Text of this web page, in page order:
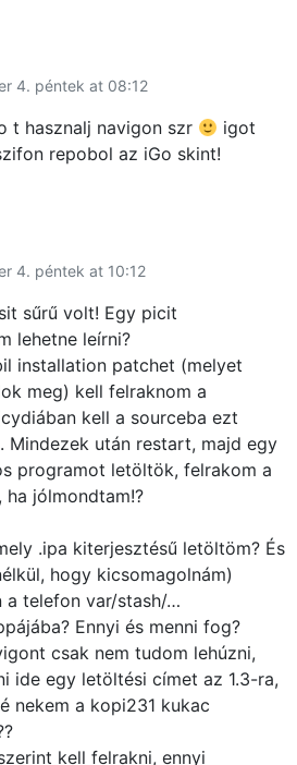
4. péntek at 08:12
t hasznalj navigon szr
igot
repobol az iGo skint!
4. péntek at 10:12
sűrű volt! Egy picit
lehetne leírni?
installation patchet (melyet
meg) kell felraknom a
kell a sourceba ezt
Mindezek után restart, majd egy
programot letöltök, felrakom a
jólmondtam!?
.ipa kiterjesztésű letöltöm? És
hogy kicsomagolnám)
a telefon var/stash/…
Ennyi és menni fog?
csak nem tudom lehúzni,
ide egy letöltési címet az 1.3-ra,
nekem a kopi231 kukac
kell felrakni, ennyi
Főoldal